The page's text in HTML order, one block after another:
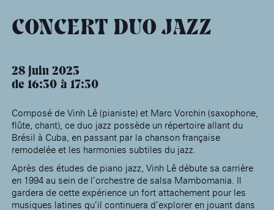
CONCERT DUO JAZZ
28 juin 2023
de 16:30
17:30
Composé de Vinh Lê (pianiste) et Marc Vorchin (saxophone,
flûte, chant), ce duo jazz possède un répertoire allant du
Brésil à Cuba, en passant par la chanson française
remodelée et les harmonies subtiles du jazz.
Après des études de piano jazz, Vinh Lê débute sa carrière
en 1994 au sein de l’orchestre de salsa Mambomania. Il
gardera de cette expérience un fort attachement pour les
musiques latines qu’il continuera d’explorer en jouant dans
Jardin public de l’Hôtel